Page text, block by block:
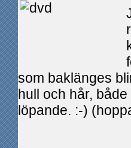
som baklänges
hull och hår,
löpande. :-)